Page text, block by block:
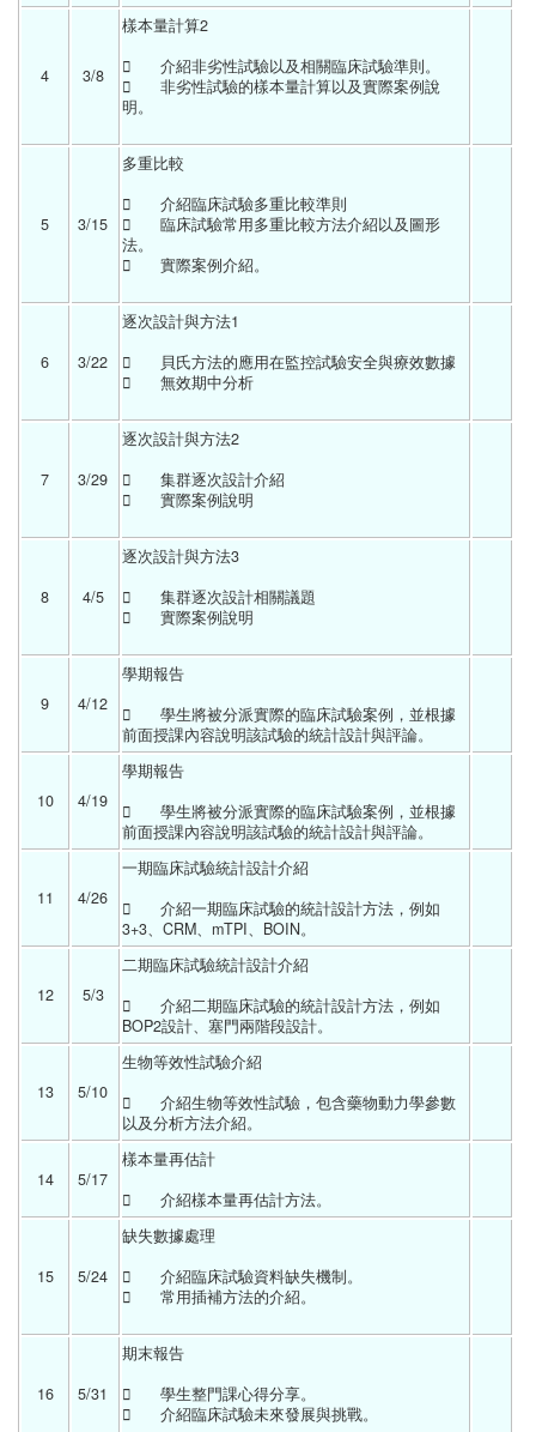
4 3/8
	介紹非劣性試驗以及相關臨床試驗準則。
	非劣性試驗的樣本量計算以及實際案例說
明。
5 3/15
	介紹臨床試驗多重比較準則
	臨床試驗常用多重比較方法介紹以及圖形
法。
	實際案例介紹。
6 3/22
	貝氏方法的應用在監控試驗安全與療效數據
	無效期中分析
7 3/29
逐次設計與方法2
	集群逐次設計介紹
	實際案例說明
8 4/5
逐次設計與方法3
	集群逐次設計相關議題
	實際案例說明
9 4/12
	學生將被分派實際的臨床試驗案例，並根據
前面授課內容說明該試驗的統計設計與評論。
10 4/19
	學生將被分派實際的臨床試驗案例，並根據
前面授課內容說明該試驗的統計設計與評論。
11 4/26
	介紹一期臨床試驗的統計設計方法，例如
3+3、CRM、mTPI、BOIN。
12 5/3
	介紹二期臨床試驗的統計設計方法，例如
BOP2設計、塞門兩階段設計。
13 5/10
	介紹生物等效性試驗，包含藥物動力學參數
以及分析方法介紹。
14 5/17
	介紹樣本量再估計方法。
15 5/24
	介紹臨床試驗資料缺失機制。
	常用插補方法的介紹。
16 5/31
	學生整門課心得分享。
	介紹臨床試驗未來發展與挑戰。